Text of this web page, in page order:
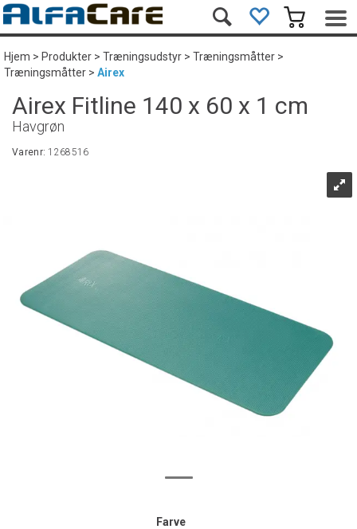
Hjem>Produkter>Træningsudstyr>Træningsmåtter>
Træningsmåtter>Airex
Airex Fitline 140 x 60 x 1 cm
Havgrøn
Varenr:1268516
Farve